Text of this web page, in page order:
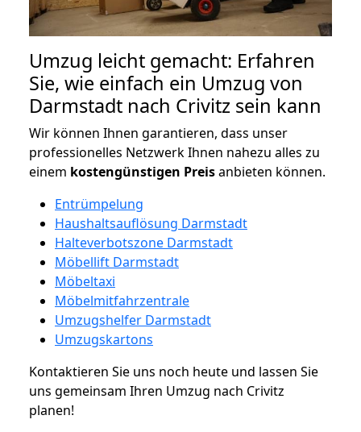
Umzug leicht gemacht: Erfahren
Sie, wie einfach ein Umzug von
Darmstadt nach Crivitz sein kann
Wir können Ihnen garantieren, dass unser
professionelles Netzwerk Ihnen nahezu alles zu
einem kostengünstigen Preisanbieten können.
Entrümpelung
Haushaltsauflösung Darmstadt
Halteverbotszone Darmstadt
Möbellift Darmstadt
Möbeltaxi
Möbelmitfahrzentrale
Umzugshelfer Darmstadt
Umzugskartons
Kontaktieren Sie uns noch heute und lassen Sie
uns gemeinsam Ihren Umzug nach Crivitz
planen!